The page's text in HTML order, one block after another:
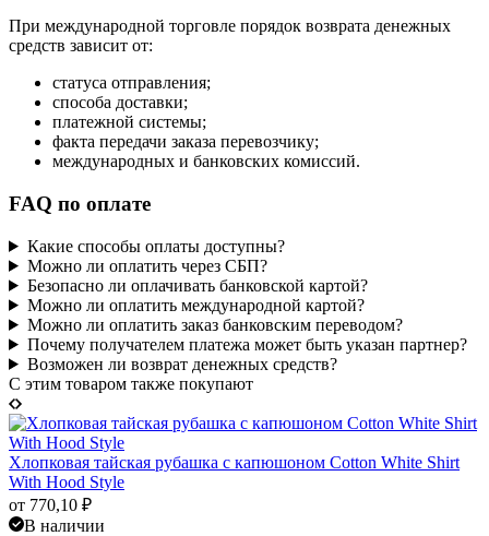
При международной торговле порядок возврата денежных
средств зависит от:
статуса отправления;
способа доставки;
платежной системы;
факта передачи заказа перевозчику;
международных и банковских комиссий.
FAQ по оплате
Какие способы оплаты доступны?
Можно ли оплатить через СБП?
Безопасно ли оплачивать банковской картой?
Можно ли оплатить международной картой?
Можно ли оплатить заказ банковским переводом?
Почему получателем платежа может быть указан партнер?
Возможен ли возврат денежных средств?
C этим товаром также покупают
Хлопковая тайская рубашка с капюшоном Cotton White Shirt
With Hood Style
от 770,10 ₽
В наличии